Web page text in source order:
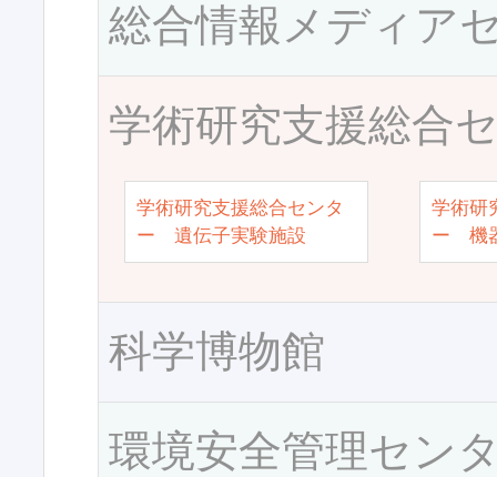
総合情報メディア
学術研究支援総合
学術研究支援総合センタ
ー 遺伝子実験施設
学術研
ー 機
科学博物館
環境安全管理セン